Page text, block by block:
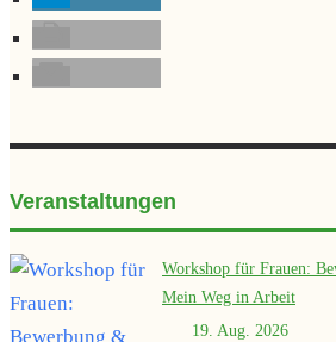
Veranstaltungen
Workshop für Frauen:
Mein Weg in Arbeit
19. Aug. 2026